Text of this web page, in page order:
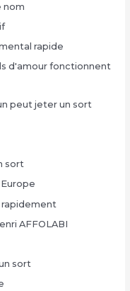
nom
rapide
d'amour fonctionnent
peut jeter un sort
sort
rapidement
AFFOLABI
sort